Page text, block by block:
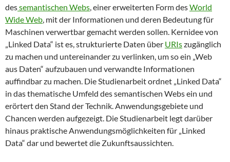
dessemantischen Webs, einer erweiterten Form desWorld
Wide Web, mit der Informationen und deren Bedeutung für
Maschinen verwertbar gemacht werden sollen. Kernidee von
„Linked Data“ ist es, strukturierte Daten über URIszugänglich
zu machen und untereinander zu verlinken, um so ein „Web
aus Daten“ aufzubauen und verwandte Informationen
auffindbar zu machen. Die Studienarbeit ordnet „Linked Data“
in das thematische Umfeld des semantischen Webs ein und
erörtert den Stand der Technik. Anwendungsgebiete und
Chancen werden aufgezeigt. Die Studienarbeit legt darüber
hinaus praktische Anwendungsmöglichkeiten für „Linked
Data“ dar und bewertet die Zukunftsaussichten.